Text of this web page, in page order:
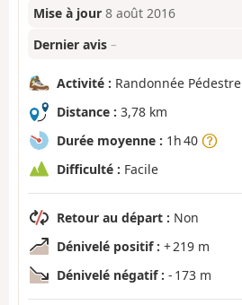
Mise à jour 8 août 2016
Dernier avis –
Activité : Randonnée Pédestre
Distance : 3,78 km
Durée moyenne : 1h 40
Difficulté : Facile
Retour au départ : Non
Dénivelé positif : + 219 m
Dénivelé négatif : - 173 m